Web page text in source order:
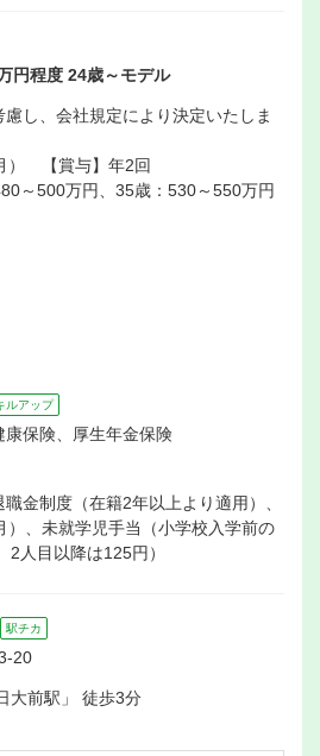
円程度 24歳～モデル
し、会社規定により決定いたしま
） 【賞与】年2回
～500万円、35歳：530～550万円
ルアップ
康保険、厚生年金保険
金制度（在籍2年以上より適用）、
）、未就学児手当（小学校入学前の
人目以降は125円）
駅チカ
20
大前駅」 徒歩3分